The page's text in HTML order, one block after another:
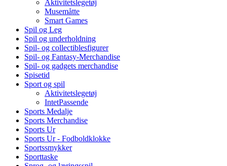
Aktivitetslegetøj
Musemåtte
Smart Games
Spil og Leg
Spil og underholdning
Spil- og collectiblesfigurer
Spil- og Fantasy-Merchandise
Spil- og gadgets merchandise
Spisetid
Sport og spil
Aktivitetslegetøj
IntetPassende
Sports Medalje
Sports Merchandise
Sports Ur
Sports Ur - Fodboldklokke
Sportssmykker
Sporttaske